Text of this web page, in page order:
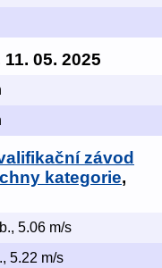
11. 05. 2025
závod
kategorie,
5.06 m/s
5.22 m/s